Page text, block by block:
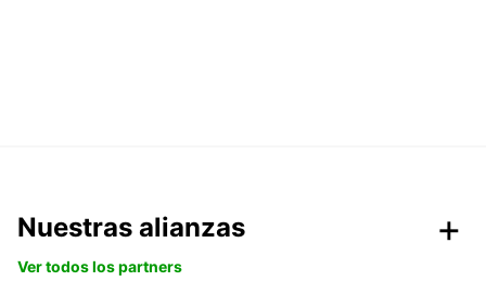
Nuestras alianzas
Ver todos los partners